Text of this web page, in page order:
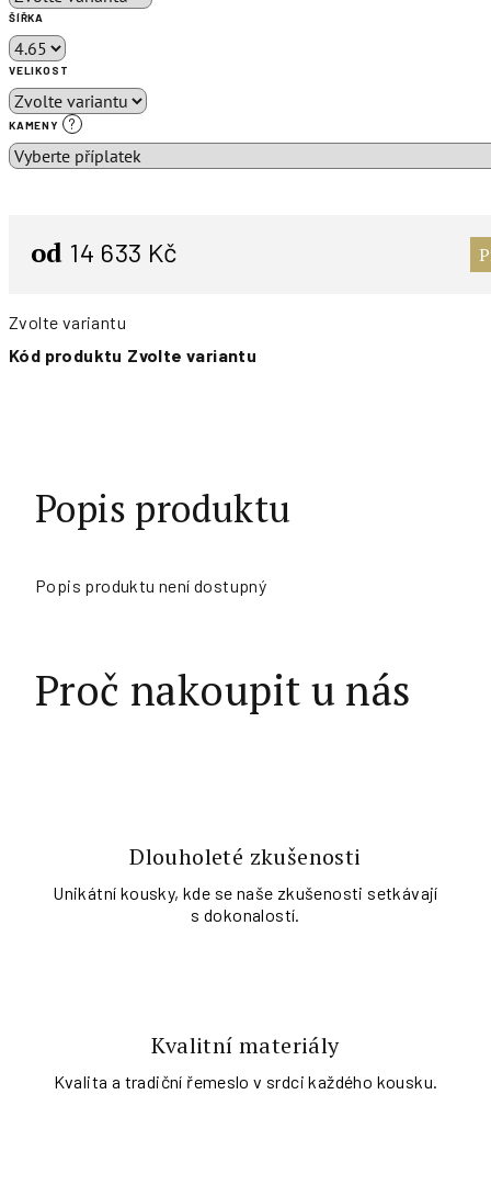
ŠÍŘKA
VELIKOST
KAMENY ?
od 14 633 Kč
Zvolte variantu
Kód produktu Zvolte variantu
Popis produktu
Popis produktu není dostupný
Proč nakoupit u nás
Dlouholeté zkušenosti
Unikátní kousky, kde se naše zkušenosti setkávají
s dokonalostí.
Kvalitní materiály
Kvalita a tradiční řemeslo v srdci každého kousku.